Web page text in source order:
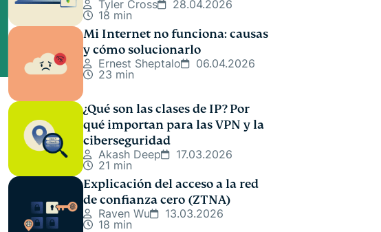
Tyler Cross
28.04.2026
18 min
Mi Internet no funciona: causas
y cómo solucionarlo
Ernest Sheptalo
06.04.2026
23 min
¿Qué son las clases de IP? Por
qué importan para las VPN y la
ciberseguridad
Akash Deep
17.03.2026
21 min
Explicación del acceso a la red
de confianza cero (ZTNA)
Raven Wu
13.03.2026
18 min